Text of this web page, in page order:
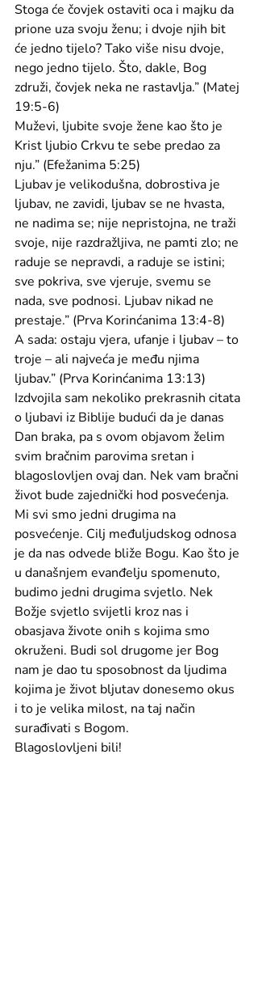
Stoga će čovjek ostaviti oca i majku da
prione uza svoju ženu; i dvoje njih bit
će jedno tijelo? Tako više nisu dvoje,
nego jedno tijelo. Što, dakle, Bog
združi, čovjek neka ne rastavlja.” (Matej
19:5-6)
Muževi, ljubite svoje žene kao što je
Krist ljubio Crkvu te sebe predao za
nju.” (Efežanima 5:25)
Ljubav je velikodušna, dobrostiva je
ljubav, ne zavidi, ljubav se ne hvasta,
ne nadima se; nije nepristojna, ne traži
svoje, nije razdražljiva, ne pamti zlo; ne
raduje se nepravdi, a raduje se istini;
sve pokriva, sve vjeruje, svemu se
nada, sve podnosi. Ljubav nikad ne
prestaje.” (Prva Korinćanima 13:4-8)
A sada: ostaju vjera, ufanje i ljubav – to
troje – ali najveća je među njima
ljubav.” (Prva Korinćanima 13:13)
Izdvojila sam nekoliko prekrasnih citata
o ljubavi iz Biblije budući da je danas
Dan braka, pa s ovom objavom želim
svim bračnim parovima sretan i
blagoslovljen ovaj dan. Nek vam bračni
život bude zajednički hod posvećenja.
Mi svi smo jedni drugima na
posvećenje. Cilj međuljudskog odnosa
je da nas odvede bliže Bogu. Kao što je
u današnjem evanđelju spomenuto,
budimo jedni drugima svjetlo. Nek
Božje svjetlo svijetli kroz nas i
obasjava živote onih s kojima smo
okruženi. Budi sol drugome jer Bog
nam je dao tu sposobnost da ljudima
kojima je život bljutav donesemo okus
i to je velika milost, na taj način
surađivati s Bogom.
Blagoslovljeni bili!